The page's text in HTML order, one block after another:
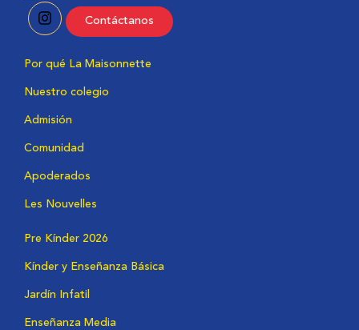
Contáctanos
Por qué La Maisonnette
Nuestro colegio
Admisión
Comunidad
Apoderados
Les Nouvelles
Pre Kínder 2026
Kínder y Enseñanza Básica
Jardín Infatil
Enseñanza Media